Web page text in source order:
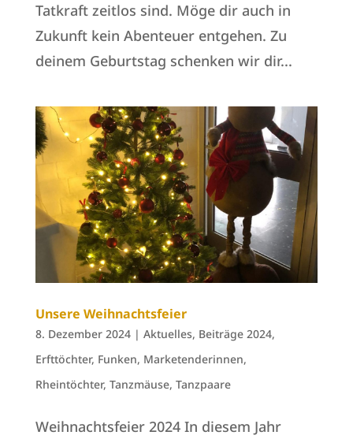
Tatkraft zeitlos sind. Möge dir auch in
Zukunft kein Abenteuer entgehen. Zu
deinem Geburtstag schenken wir dir...
Unsere Weihnachtsfeier
8. Dezember 2024| Aktuelles, Beiträge 2024,
Erfttöchter, Funken, Marketenderinnen,
Rheintöchter, Tanzmäuse, Tanzpaare
Weihnachtsfeier 2024 In diesem Jahr